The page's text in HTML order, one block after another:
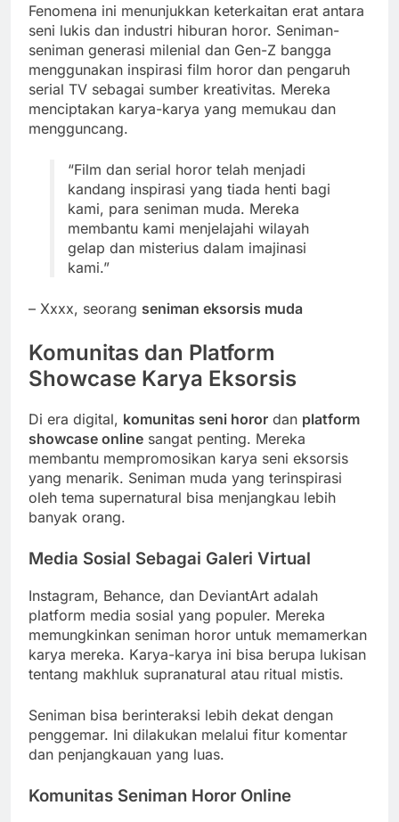
Fenomena ini menunjukkan keterkaitan erat antara
seni lukis dan industri hiburan horor. Seniman-
seniman generasi milenial dan Gen-Z bangga
menggunakan inspirasi film horor dan pengaruh
serial TV sebagai sumber kreativitas. Mereka
menciptakan karya-karya yang memukau dan
mengguncang.
“Film dan serial horor telah menjadi
kandang inspirasi yang tiada henti bagi
kami, para seniman muda. Mereka
membantu kami menjelajahi wilayah
gelap dan misterius dalam imajinasi
kami.”
– Xxxx, seorang seniman eksorsis muda
Komunitas dan Platform
Showcase Karya Eksorsis
Di era digital, komunitas seni horor dan platform
showcase online sangat penting. Mereka
membantu mempromosikan karya seni eksorsis
yang menarik. Seniman muda yang terinspirasi
oleh tema supernatural bisa menjangkau lebih
banyak orang.
Media Sosial Sebagai Galeri Virtual
Instagram, Behance, dan DeviantArt adalah
platform media sosial yang populer. Mereka
memungkinkan seniman horor untuk memamerkan
karya mereka. Karya-karya ini bisa berupa lukisan
tentang makhluk supranatural atau ritual mistis.
Seniman bisa berinteraksi lebih dekat dengan
penggemar. Ini dilakukan melalui fitur komentar
dan penjangkauan yang luas.
Komunitas Seniman Horor Online